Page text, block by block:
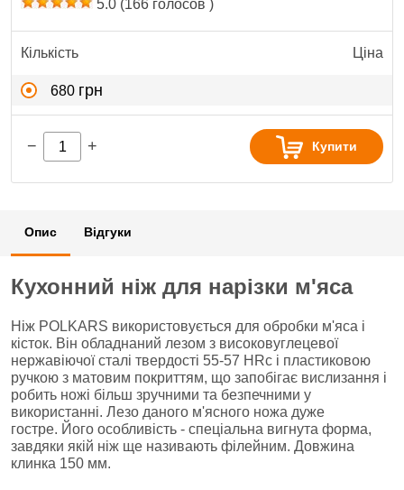
5.0 (166 голосов )
Кількість Ціна
680 грн
− + Купити
Опис Відгуки
Кухонний ніж для нарізки м'яса
Ніж POLKARS використовується для обробки м'яса і
кісток. Він обладнаний лезом з високовуглецевої
нержавіючої сталі твердості 55-57 HRc і пластиковою
ручкою з матовим покриттям, що запобігає вислизання і
робить ножі більш зручними та безпечними у
використанні. Лезо даного м'ясного ножа дуже
гостре. Його особливість - спеціальна вигнута форма,
завдяки якій ніж ще називають філейним. Довжина
клинка 150 мм.